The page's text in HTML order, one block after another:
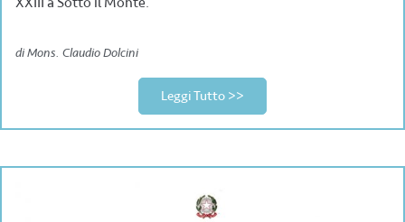
di Mons. Claudio Dolcini
Leggi Tutto >>